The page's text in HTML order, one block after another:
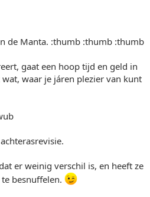
de Manta. :thumb :thumb :thumb
gaat een hoop tijd en geld in
waar je járen plezier van kunt
er weinig verschil is, en heeft ze
besnuffelen.